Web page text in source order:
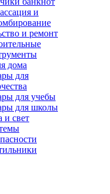
и
и ремонт
дома
для
для учебы
для школы
и свет